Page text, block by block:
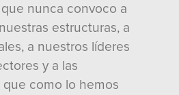
nunca convoco a
estructuras, a
a nuestros líderes
y a las
que como lo hemos